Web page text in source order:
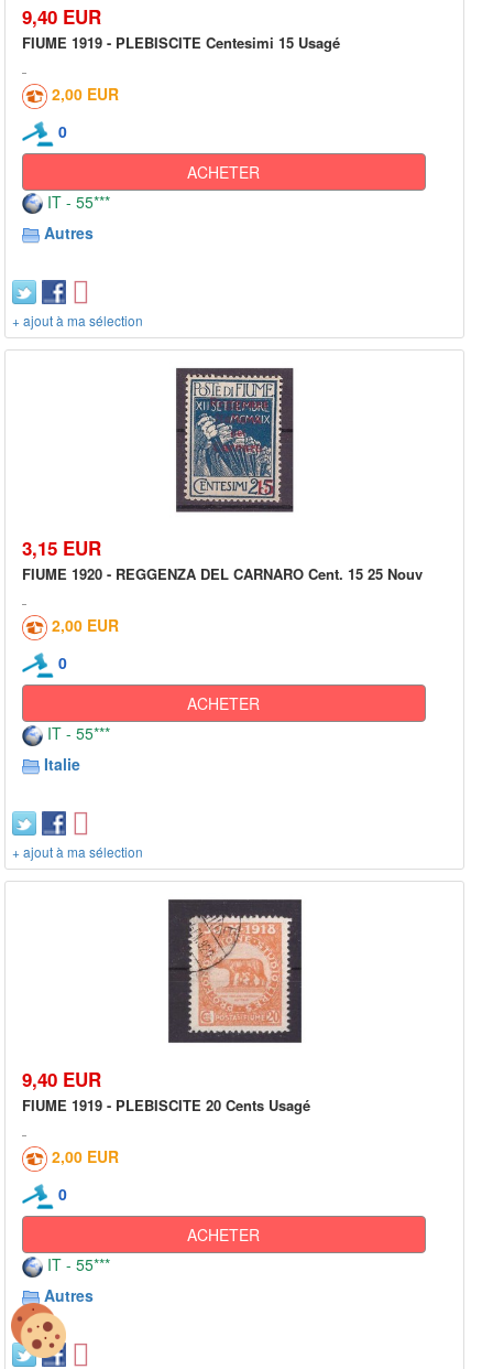
9,40 EUR
FIUME 1919 - PLEBISCITE Centesimi 15 Usagé
2,00 EUR
0
ACHETER
IT - 55***
Autres
+ ajout à ma sélection
3,15 EUR
FIUME 1920 - REGGENZA DEL CARNARO Cent. 15 25 Nouv
2,00 EUR
0
ACHETER
IT - 55***
Italie
+ ajout à ma sélection
9,40 EUR
FIUME 1919 - PLEBISCITE 20 Cents Usagé
2,00 EUR
0
ACHETER
IT - 55***
Autres